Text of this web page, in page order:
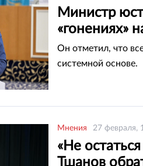
Министр
«гонениях»
Он отметил, что
системной основе.
Мнения 27 февраля,
«Не
Тшанов